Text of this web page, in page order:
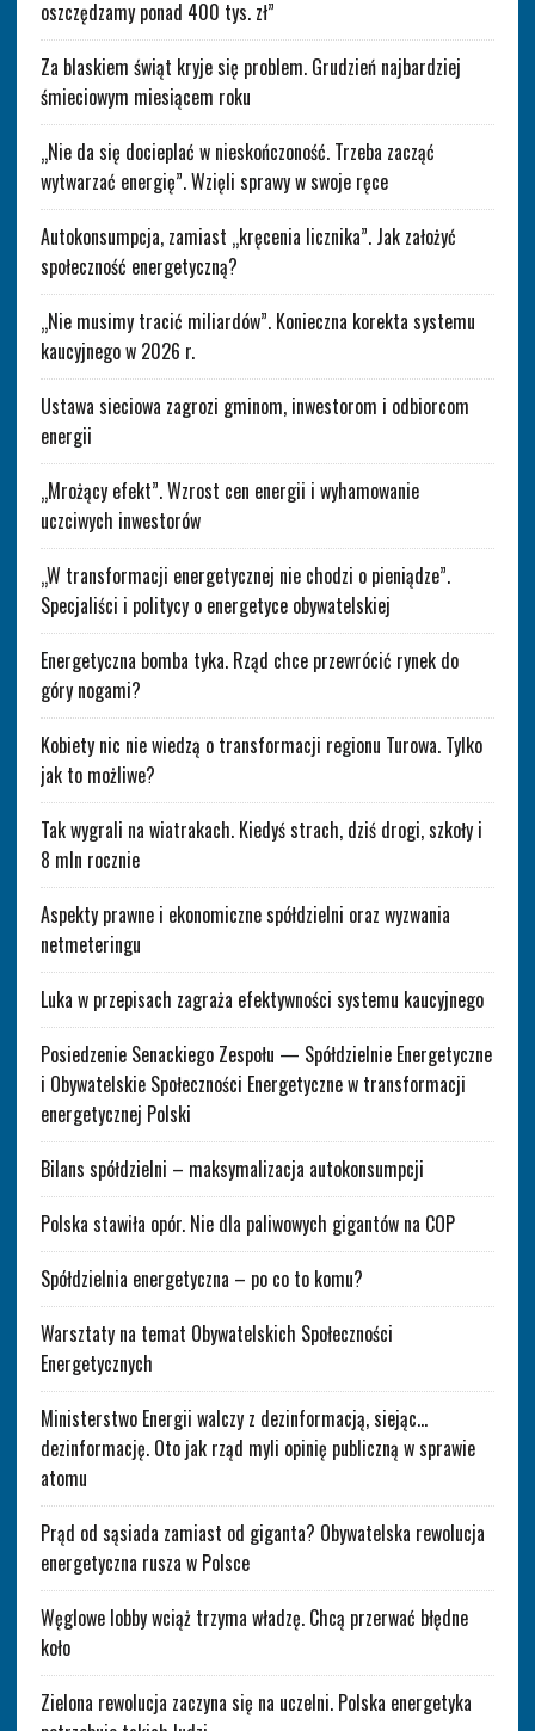
oszczędzamy ponad 400 tys. zł”
Za blaskiem świąt kryje się problem. Grudzień najbardziej
śmieciowym miesiącem roku
„Nie da się docieplać w nieskończoność. Trzeba zacząć
wytwarzać energię”. Wzięli sprawy w swoje ręce
Autokonsumpcja, zamiast „kręcenia licznika”. Jak założyć
społeczność energetyczną?
„Nie musimy tracić miliardów”. Konieczna korekta systemu
kaucyjnego w 2026 r.
Ustawa sieciowa zagrozi gminom, inwestorom i odbiorcom
energii
„Mrożący efekt”. Wzrost cen energii i wyhamowanie
uczciwych inwestorów
„W transformacji energetycznej nie chodzi o pieniądze”.
Specjaliści i politycy o energetyce obywatelskiej
Energetyczna bomba tyka. Rząd chce przewrócić rynek do
góry nogami?
Kobiety nic nie wiedzą o transformacji regionu Turowa. Tylko
jak to możliwe?
Tak wygrali na wiatrakach. Kiedyś strach, dziś drogi, szkoły i
8 mln rocznie
Aspekty prawne i ekonomiczne spółdzielni oraz wyzwania
netmeteringu
Luka w przepisach zagraża efektywności systemu kaucyjnego
Posiedzenie Senackiego Zespołu — Spółdzielnie Energetyczne
i Obywatelskie Społeczności Energetyczne w transformacji
energetycznej Polski
Bilans spółdzielni – maksymalizacja autokonsumpcji
Polska stawiła opór. Nie dla paliwowych gigantów na COP
Spółdzielnia energetyczna – po co to komu?
Warsztaty na temat Obywatelskich Społeczności
Energetycznych
Ministerstwo Energii walczy z dezinformacją, siejąc…
dezinformację. Oto jak rząd myli opinię publiczną w sprawie
atomu
Prąd od sąsiada zamiast od giganta? Obywatelska rewolucja
energetyczna rusza w Polsce
Węglowe lobby wciąż trzyma władzę. Chcą przerwać błędne
koło
Zielona rewolucja zaczyna się na uczelni. Polska energetyka